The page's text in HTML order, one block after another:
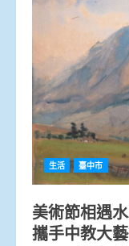
生活 臺中市
美術節相遇
攜手中教大